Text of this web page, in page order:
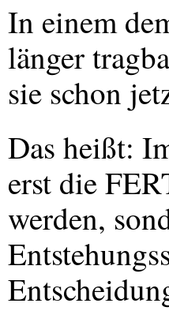
In einem
länger
sie schon
Das heißt:
erst die
werden,